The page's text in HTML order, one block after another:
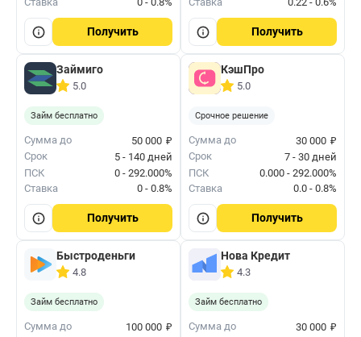
Получить Получить
Займиго
5.0
Займ бесплатно
Сумма до 50 000 ₽
Срок
5 - 140 дней
ПСК
0 - 292.000%
Ставка
0 - 0.8%
Получить
КэшПро
5.0
Срочное решение
Сумма до 30 000 ₽
Срок
7 - 30 дней
ПСК
0.000 - 292.000%
Ставка
0.0 - 0.8%
Получить
Быстроденьги
4.8
Займ бесплатно
Сумма до 100 000 ₽
Нова Кредит
4.3
Займ бесплатно
Сумма до 30 000 ₽